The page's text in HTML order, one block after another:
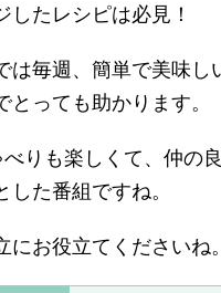
したレシピは必見！
は毎週、簡単で美味し
とっても助かります。
りも楽しくて、仲の
した番組ですね。
にお役立てくださいね。